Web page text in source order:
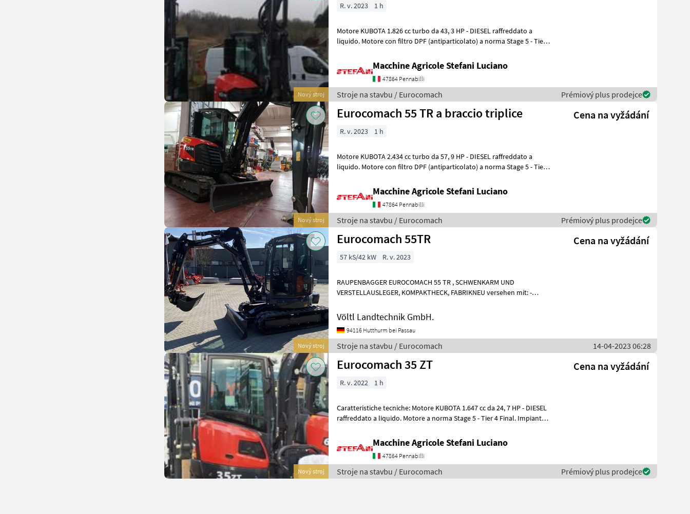
Nový stroj
R. v. 2023 1 h
Motore KUBOTA 1.826 cc turbo da 43, 3 HP - DIESEL raffreddato a
liquido. Motore con filtro DPF (antiparticolato) a norma Stage 5 - Tier 4
Macchine Agricole Stefani Luciano
47864 Pennabilli
Stroje na stavbu / Eurocomach Prémiový plus prodejce
Nový stroj
Eurocomach 55 TR a braccio triplice Cena na vyžádání
R. v. 2023 1 h
Motore KUBOTA 2.434 cc turbo da 57, 9 HP - DIESEL raffreddato a
liquido. Motore con filtro DPF (antiparticolato) a norma Stage 5 - Tier 4
Macchine Agricole Stefani Luciano
47864 Pennabilli
Stroje na stavbu / Eurocomach Prémiový plus prodejce
Nový stroj
Eurocomach 55TR Cena na vyžádání
57 kS/42 kW R. v. 2023
RAUPENBAGGER EUROCOMACH 55 TR , SCHWENKARM UND
VERSTELLAUSLEGER, KOMPAKTHECK, FABRIKNEU versehen mit: -
Völtl Landtechnik GmbH.
94116 Hutthurm bei Passau
Stroje na stavbu / Eurocomach 14-04-2023 06:28
Nový stroj
Eurocomach 35 ZT Cena na vyžádání
R. v. 2022 1 h
Caratteristiche tecniche: Motore KUBOTA 1.647 cc da 24, 7 HP - DIESEL
raffreddato a liquido. Motore a norma Stage 5 - Tier 4 Final. Impianto
Macchine Agricole Stefani Luciano
47864 Pennabilli
Stroje na stavbu / Eurocomach Prémiový plus prodejce